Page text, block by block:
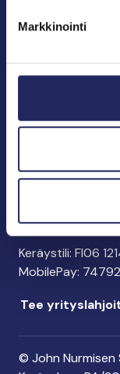
Markkinointi
Kaikki
Tee lahjoitus
Keräystili: FI06
MobilePay: 74792
Tee
© John Nurmisen